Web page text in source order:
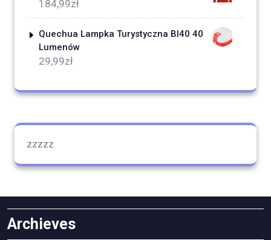
184,99zł
Quechua Lampka Turystyczna Bl40 40
Lumenów
29,99zł
zzzzz
Archieves